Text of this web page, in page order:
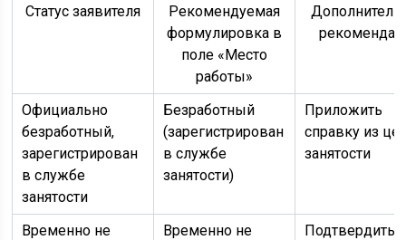
Статус заявителя
Рекомендуемая
формулировка в
поле «Место
работы»
Официально
безработный,
зарегистрирован
в службе
занятости
Безработный
(зарегистрирован
в службе
занятости)
Приложить
справку из
занятости
Временно не
Временно не
Подтвердить